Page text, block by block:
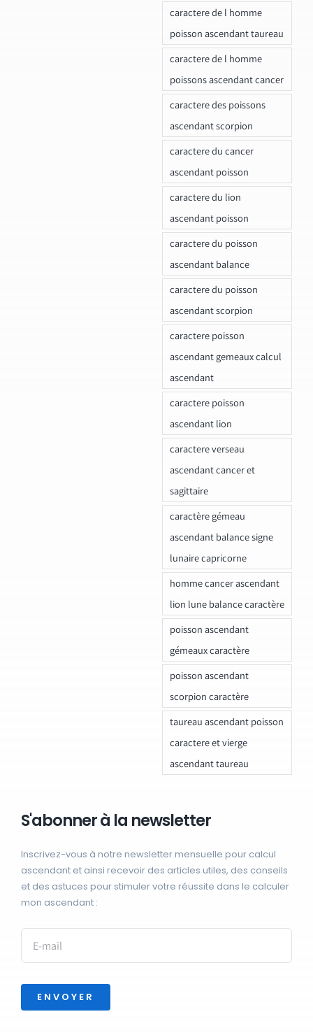
caractere de l homme
poisson ascendant taureau
caractere de l homme
poissons ascendant cancer
caractere des poissons
ascendant scorpion
caractere du cancer
ascendant poisson
caractere du lion
ascendant poisson
caractere du poisson
ascendant balance
caractere du poisson
ascendant scorpion
caractere poisson
ascendant gemeaux calcul
ascendant
caractere poisson
ascendant lion
caractere verseau
ascendant cancer et
sagittaire
caractère gémeau
ascendant balance signe
lunaire capricorne
homme cancer ascendant
lion lune balance caractère
poisson ascendant
gémeaux caractère
poisson ascendant
scorpion caractère
taureau ascendant poisson
caractere et vierge
ascendant taureau
S'abonner à la newsletter
Inscrivez-vous à notre newsletter mensuelle pour calcul
ascendant et ainsi recevoir des articles utiles, des conseils
et des astuces pour stimuler votre réussite dans le calculer
mon ascendant :
ENVOYER